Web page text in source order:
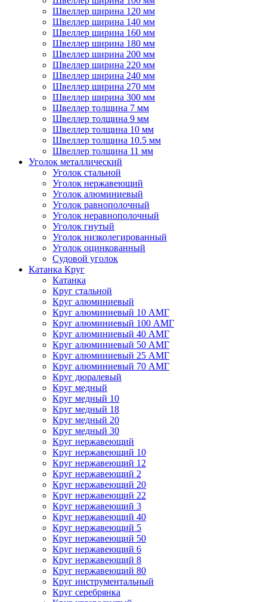
Швеллер ширина 120 мм
Швеллер ширина 140 мм
Швеллер ширина 160 мм
Швеллер ширина 180 мм
Швеллер ширина 200 мм
Швеллер ширина 220 мм
Швеллер ширина 240 мм
Швеллер ширина 270 мм
Швеллер ширина 300 мм
Швеллер толщина 7 мм
Швеллер толщина 9 мм
Швеллер толщина 10 мм
Швеллер толщина 10.5 мм
Швеллер толщина 11 мм
Уголок металлический
Уголок стальной
Уголок нержавеющий
Уголок алюминиевый
Уголок равнополочный
Уголок неравнополочный
Уголок гнутый
Уголок низколегированный
Уголок оцинкованный
Судовой уголок
Катанка Круг
Катанка
Круг стальной
Круг алюминиевый
Круг алюминиевый 10 АМГ
Круг алюминиевый 100 АМГ
Круг алюминиевый 40 АМГ
Круг алюминиевый 50 АМГ
Круг алюминиевый 25 АМГ
Круг алюминиевый 70 АМГ
Круг дюралевый
Круг медный
Круг медный 10
Круг медный 18
Круг медный 20
Круг медный 30
Круг нержавеющий
Круг нержавеющий 10
Круг нержавеющий 12
Круг нержавеющий 2
Круг нержавеющий 20
Круг нержавеющий 22
Круг нержавеющий 3
Круг нержавеющий 40
Круг нержавеющий 5
Круг нержавеющий 50
Круг нержавеющий 6
Круг нержавеющий 8
Круг нержавеющий 80
Круг инструментальный
Круг серебрянка